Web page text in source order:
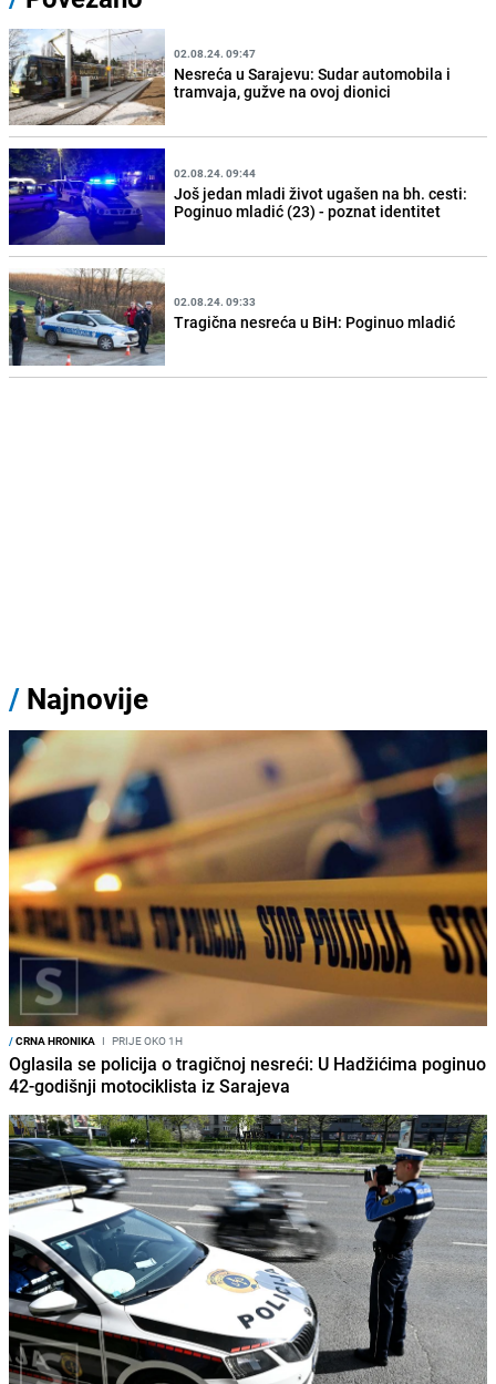
02.08.24. 09:47
Nesreća u Sarajevu: Sudar automobila i
tramvaja, gužve na ovoj dionici
02.08.24. 09:44
Još jedan mladi život ugašen na bh. cesti:
Poginuo mladić (23) - poznat identitet
02.08.24. 09:33
Tragična nesreća u BiH: Poginuo mladić
/ Najnovije
/CRNA HRONIKA I PRIJE OKO 1H
Oglasila se policija o tragičnoj nesreći: U Hadžićima poginuo
42-godišnji motociklista iz Sarajeva